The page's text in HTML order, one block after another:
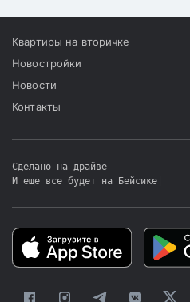
Квартиры на вторичке
Новостройки
Новости
Контакты
Сделано на драйве
И еще все будет на Бейсике